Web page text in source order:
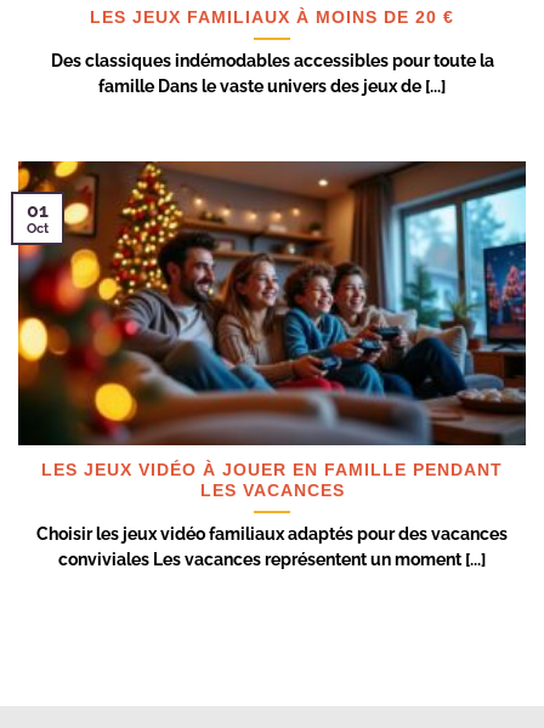
LES JEUX FAMILIAUX À MOINS DE 20 €
Des classiques indémodables accessibles pour toute la
famille Dans le vaste univers des jeux de [...]
LES JEUX VIDÉO À JOUER EN FAMILLE PENDANT
LES VACANCES
Choisir les jeux vidéo familiaux adaptés pour des vacances
conviviales Les vacances représentent un moment [...]
01
Oct